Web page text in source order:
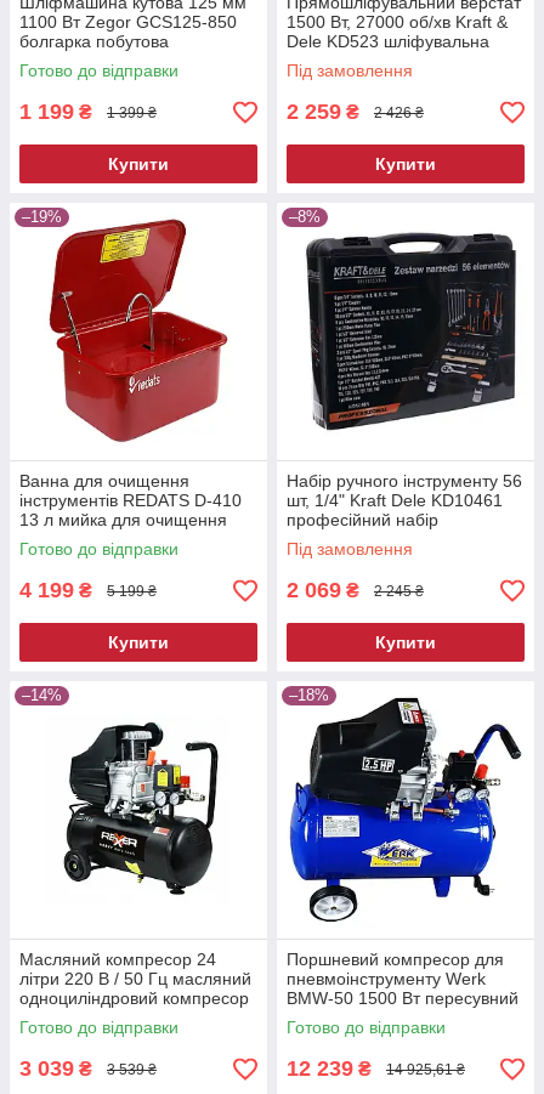
1100 Вт Zegor GCS125-850
болгарка побутова
електрична для різання та
шліфування
Готово до відправки
1 199 ₴ 1 399 ₴
Купити
1500 Вт, 27000 об/хв Kraft &
Dele KD523 шліфувальна
машина пряма
Під замовлення
2 259 ₴ 2 426 ₴
Купити
–19%
Ванна для очищення
інструментів REDATS D-410
13 л мийка для очищення
деталей мийна ванна для
майстерні
Готово до відправки
4 199 ₴ 5 199 ₴
Купити
–8%
Набір ручного інструменту 56
шт, 1/4" Kraft Dele KD10461
професійний набір
інструментів
Під замовлення
2 069 ₴ 2 245 ₴
Купити
–14%
Масляний компресор 24
літри 220 В / 50 Гц масляний
одноциліндровий компресор
Готово до відправки
3 039 ₴ 3 539 ₴
–18%
Поршневий компресор для
пневмоінструменту Werk
BMW-50 1500 Вт пересувний
електричний компресор для
фарбування
Готово до відправки
12 239 ₴ 14 925,61 ₴